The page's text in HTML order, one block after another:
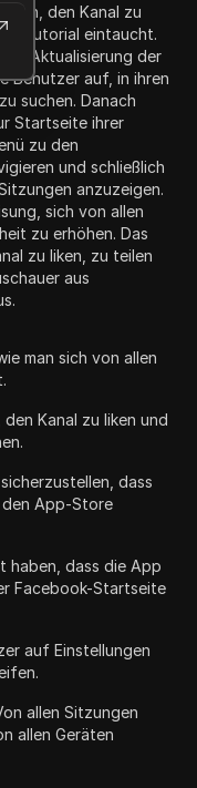
den Kanal zu
Tutorial eintaucht.
Aktualisierung der
Benutzer auf, in ihren
suchen. Danach
Startseite ihrer
zu den
und schließlich
anzuzeigen.
sich von allen
zu erhöhen. Das
zu liken, zu teilen
aus
man sich von allen
Kanal zu liken und
dass
App-Store
haben, dass die App
Facebook-Startseite
auf Einstellungen
allen Sitzungen
allen Geräten